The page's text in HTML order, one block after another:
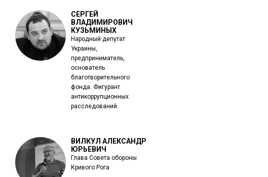
СЕРГЕЙ
ВЛАДИМИРОВИЧ
КУЗЬМИНЫХ
Народный депутат
Украины,
предприниматель,
основатель
благотворительного
фонда. Фигурант
антикоррупционных
расследований.
ВИЛКУЛ АЛЕКСАНДР
ЮРЬЕВИЧ
Глава Совета обороны
Кривого Рога